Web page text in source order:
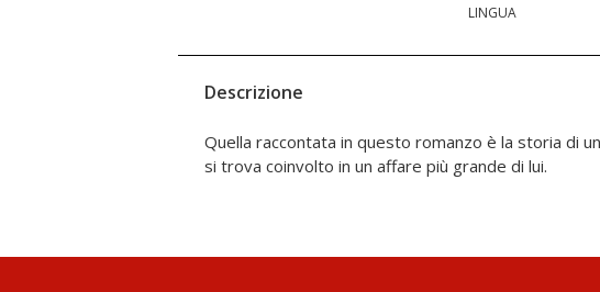
LINGUA
Descrizione
Quella raccontata in questo romanzo è la storia di
si trova coinvolto in un affare più grande di lui.